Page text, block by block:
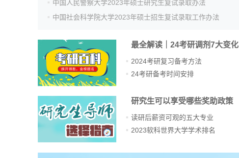
中国人民警察大学2023年硕士研究生复试录取办法
中国社会科学院大学2023年硕士招生复试录取工作办法
最全解读｜24考研调剂7大变化
2024考研复习备考方法
24考研备考时间安排
研究生可以享受哪些奖助政策
读研后薪资可观的五大专业
2023软科世界大学学术排名